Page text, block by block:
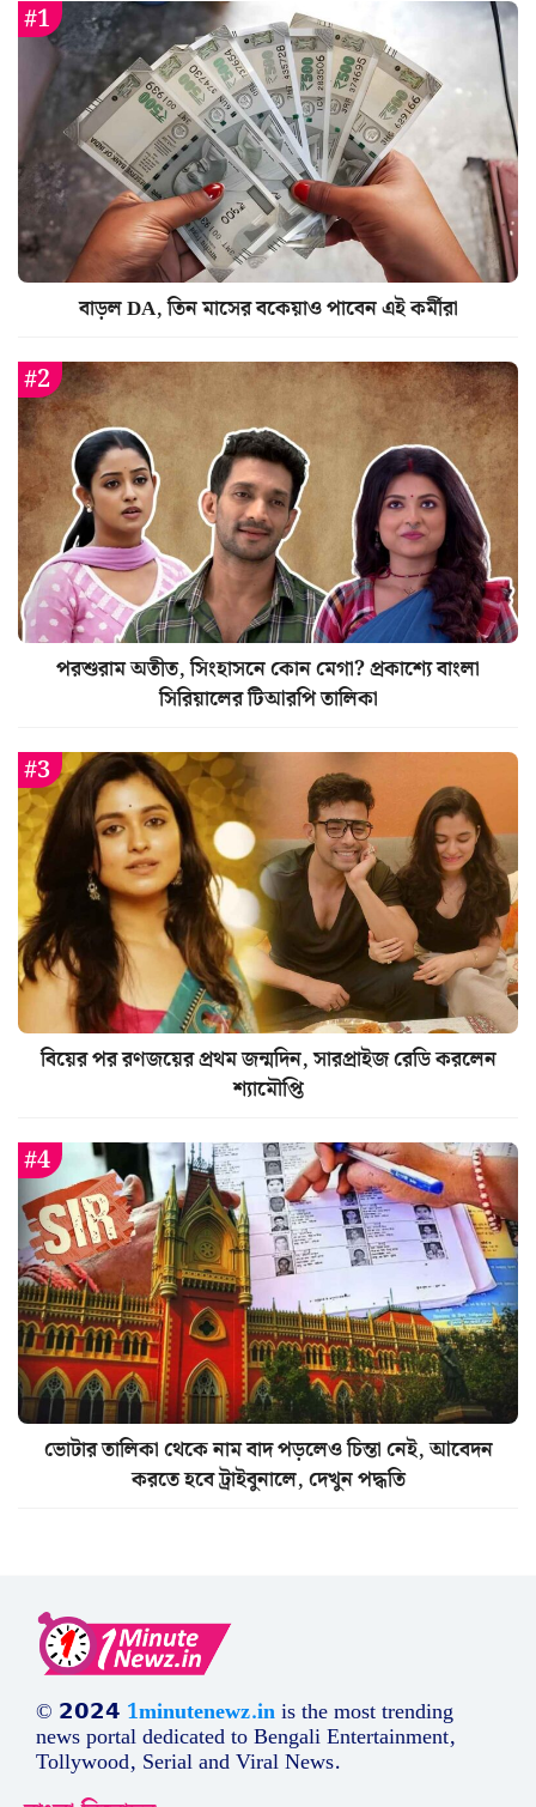
বাড়ল DA, তিন মাসের বকেয়াও পাবেন এই কর্মীরা
পরশুরাম অতীত, সিংহাসনে কোন মেগা? প্রকাশ্যে বাংলা
সিরিয়ালের টিআরপি তালিকা
বিয়ের পর রণজয়ের প্রথম জন্মদিন, সারপ্রাইজ রেডি করলেন
শ্যামৌপ্তি
ভোটার তালিকা থেকে নাম বাদ পড়লেও চিন্তা নেই, আবেদন
করতে হবে ট্রাইবুনালে, দেখুন পদ্ধতি
© 𝟮𝟬𝟮𝟰 1minutenewz.inis the most trending
news portal dedicated to Bengali Entertainment,
Tollywood, Serial and Viral News.